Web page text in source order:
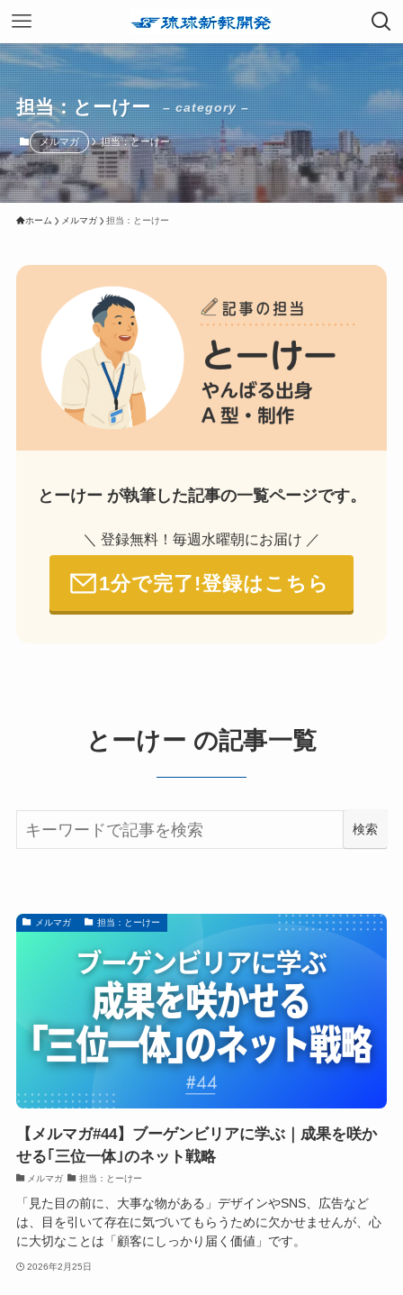
担当：とーけー – category –
メルマガ 担当：とーけー
ホーム メルマガ 担当：とーけー
とーけー が執筆した記事の一覧ページです。
＼ 登録無料！毎週水曜朝にお届け ／
1分で完了!登録はこちら
とーけー の記事一覧
検索
メルマガ 担当：とーけー
【メルマガ#44】ブーゲンビリアに学ぶ｜成果を咲か
せる｢三位一体｣のネット戦略
メルマガ 担当：とーけー
「見た目の前に、大事な物がある」デザインやSNS、広告など
は、目を引いて存在に気づいてもらうために欠かせませんが、心
に大切なことは「顧客にしっかり届く価値」です。
2026年2月25日